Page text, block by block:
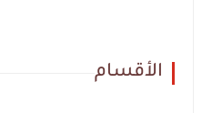
الأقسام